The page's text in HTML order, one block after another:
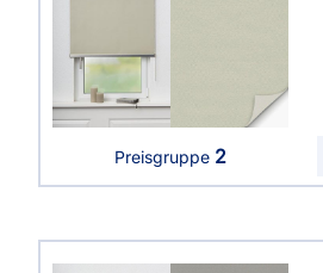
Preisgruppe 2